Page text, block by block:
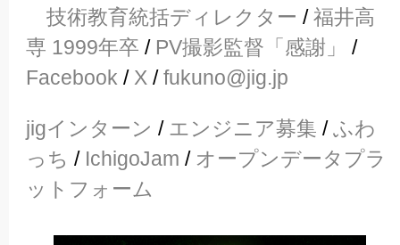
技術教育統括ディレクター /福井高
専 1999年卒 / PV撮影監督「感謝」
/
Facebook / X /fukuno@jig.jp
jigインターン / エンジニア募集 /ふわ
っち / IchigoJam / オープンデータプラ
ットフォーム